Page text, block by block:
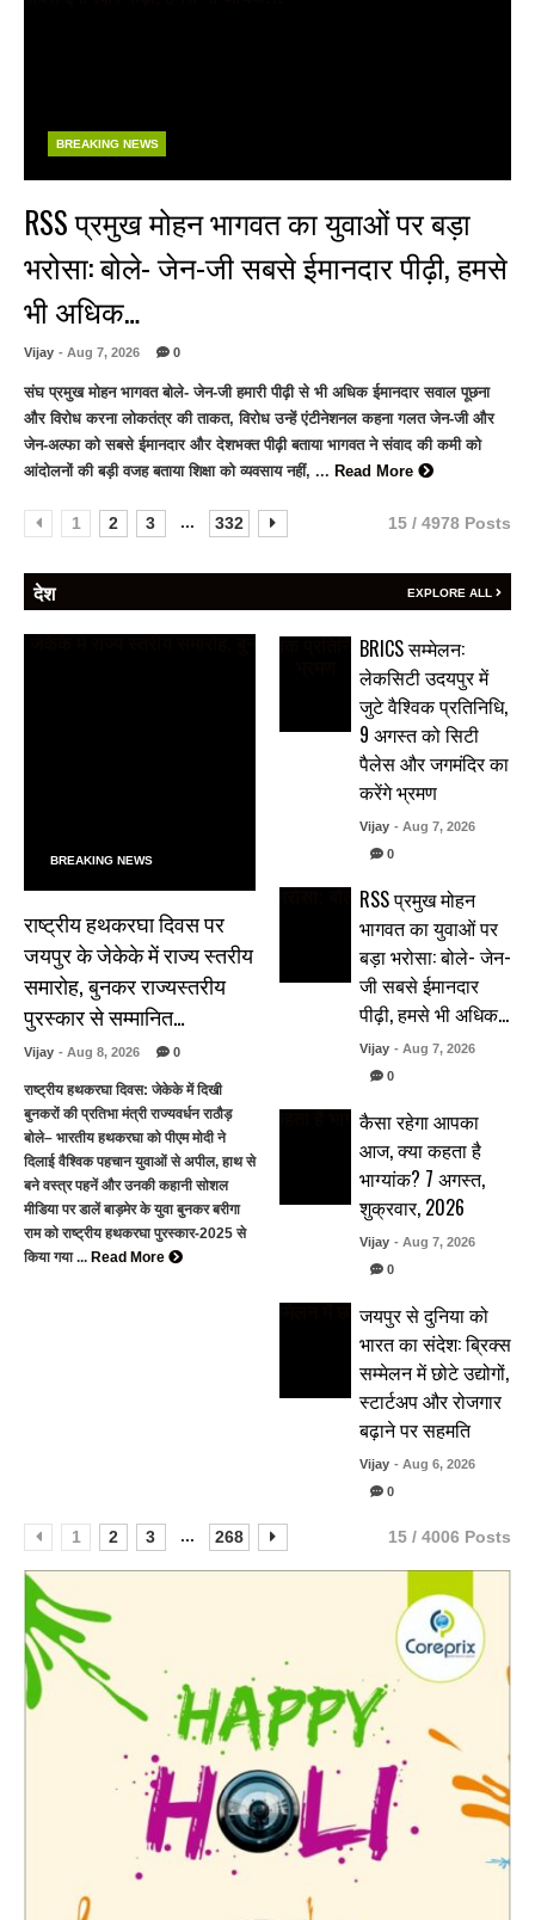
BREAKING NEWS
RSS प्रमुख मोहन भागवत का युवाओं पर बड़ा
भरोसा: बोले- जेन-जी सबसे ईमानदार पीढ़ी, हमसे
भी अधिक…
Vijay - Aug 7, 2026 0
संघ प्रमुख मोहन भागवत बोले- जेन-जी हमारी पीढ़ी से भी अधिक ईमानदार सवाल पूछना
और विरोध करना लोकतंत्र की ताकत, विरोध उन्हें एंटीनेशनल कहना गलत जेन-जी और
जेन-अल्फा को सबसे ईमानदार और देशभक्त पीढ़ी बताया भागवत ने संवाद की कमी को
आंदोलनों की बड़ी वजह बताया शिक्षा को व्यवसाय नहीं, ... Read More
1 2 3 ... 332 15 / 4978 Posts
देश EXPLORE ALL
BREAKING NEWS
राष्ट्रीय हथकरघा दिवस पर
जयपुर के जेकेके में राज्य स्तरीय
समारोह, बुनकर राज्यस्तरीय
पुरस्कार से सम्मानित…
Vijay - Aug 8, 2026 0
राष्ट्रीय हथकरघा दिवस: जेकेके में दिखी
बुनकरों की प्रतिभा मंत्री राज्यवर्धन राठौड़
बोले– भारतीय हथकरघा को पीएम मोदी ने
दिलाई वैश्विक पहचान युवाओं से अपील, हाथ से
बने वस्त्र पहनें और उनकी कहानी सोशल
मीडिया पर डालें बाड़मेर के युवा बुनकर बरीगा
राम को राष्ट्रीय हथकरघा पुरस्कार-2025 से
किया गया ... Read More
BRICS सम्मेलन:
लेकसिटी उदयपुर में
जुटे वैश्विक प्रतिनिधि,
9 अगस्त को सिटी
पैलेस और जगमंदिर का
करेंगे भ्रमण
Vijay - Aug 7, 2026
0
RSS प्रमुख मोहन
भागवत का युवाओं पर
बड़ा भरोसा: बोले- जेन-
जी सबसे ईमानदार
पीढ़ी, हमसे भी अधिक…
Vijay - Aug 7, 2026
0
कैसा रहेगा आपका
आज, क्या कहता है
भाग्यांक? 7 अगस्त,
शुक्रवार, 2026
Vijay - Aug 7, 2026
0
जयपुर से दुनिया को
भारत का संदेश: ब्रिक्स
सम्मेलन में छोटे उद्योगों,
स्टार्टअप और रोजगार
बढ़ाने पर सहमति
Vijay - Aug 6, 2026
0
1 2 3 ... 268 15 / 4006 Posts